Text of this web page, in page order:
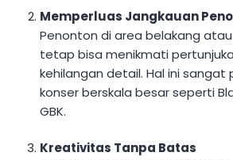
Memperluas Jangkauan
Penonton di area belakang
tetap bisa menikmati
kehilangan detail. Hal ini sangat
konser berskala besar seperti
GBK.
Kreativitas Tanpa Batas